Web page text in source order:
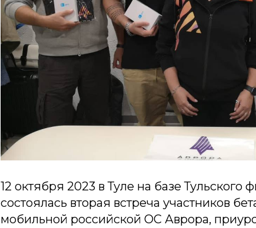
12 октября 2023 в Туле на базе
состоялась вторая встреча участников
мобильной российской ОС Аврора,